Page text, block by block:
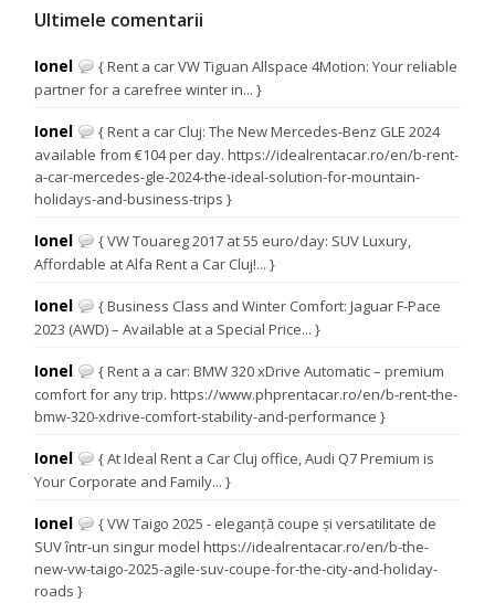
Ultimele comentarii
Ionel
{ Rent a car VW Tiguan Allspace 4Motion: Your reliable
partner for a carefree winter in... }
Ionel
{ Rent a car Cluj: The New Mercedes-Benz GLE 2024
available from €104 per day. https://idealrentacar.ro/en/b-rent-
a-car-mercedes-gle-2024-the-ideal-solution-for-mountain-
holidays-and-business-trips }
Ionel
{ VW Touareg 2017 at 55 euro/day: SUV Luxury,
Affordable at Alfa Rent a Car Cluj!... }
Ionel
{ Business Class and Winter Comfort: Jaguar F-Pace
2023 (AWD) – Available at a Special Price... }
Ionel
{ Rent a a car: BMW 320 xDrive Automatic – premium
comfort for any trip. https://www.phprentacar.ro/en/b-rent-the-
bmw-320-xdrive-comfort-stability-and-performance }
Ionel
{ At Ideal Rent a Car Cluj office, Audi Q7 Premium is
Your Corporate and Family... }
Ionel
{ VW Taigo 2025 - eleganță coupe și versatilitate de
SUV într-un singur model https://idealrentacar.ro/en/b-the-
new-vw-taigo-2025-agile-suv-coupe-for-the-city-and-holiday-
roads }